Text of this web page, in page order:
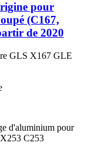
pour
(C167,
de 2020
GLS X167 GLE